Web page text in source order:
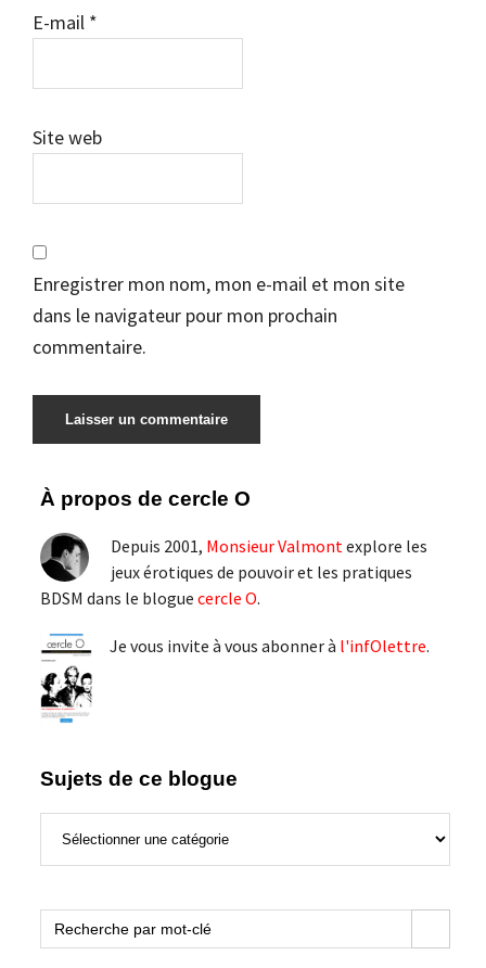
E-mail *
Site web
Enregistrer mon nom, mon e-mail et mon site
dans le navigateur pour mon prochain
commentaire.
Barre
latérale
principale
À propos de cercle O
Depuis 2001, Monsieur Valmontexplore les
jeux érotiques de pouvoir et les pratiques
BDSM dans le blogue cercle O.
Je vous invite à vous abonner à l'infOlettre.
Sujets de ce blogue
Search
for:
Search Button